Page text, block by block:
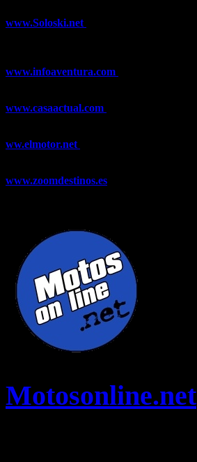
www.Soloski.net
www.infoaventura.com
www.casaactual.com
ww.elmotor.net
www.zoomdestinos.es
Motosonline.net